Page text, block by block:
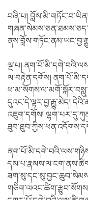
བཞི་པ།
ལྔ་པ།
ལ་བརྟེན་དགོས།
དུའང་དེ་ལྟར་བྱ་རྒྱུ་མེད།
འཇུག་དགོས།